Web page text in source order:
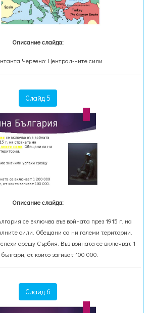
Описание слайда:
Червено: Централ-ните сили
Слайд 5
Описание слайда:
се включва във войната през 1915 г. на
сили. Обещани са ни големи територии.
срещу Сърбия. Във войната се включват 1
от които загиват 100 000.
Слайд 6